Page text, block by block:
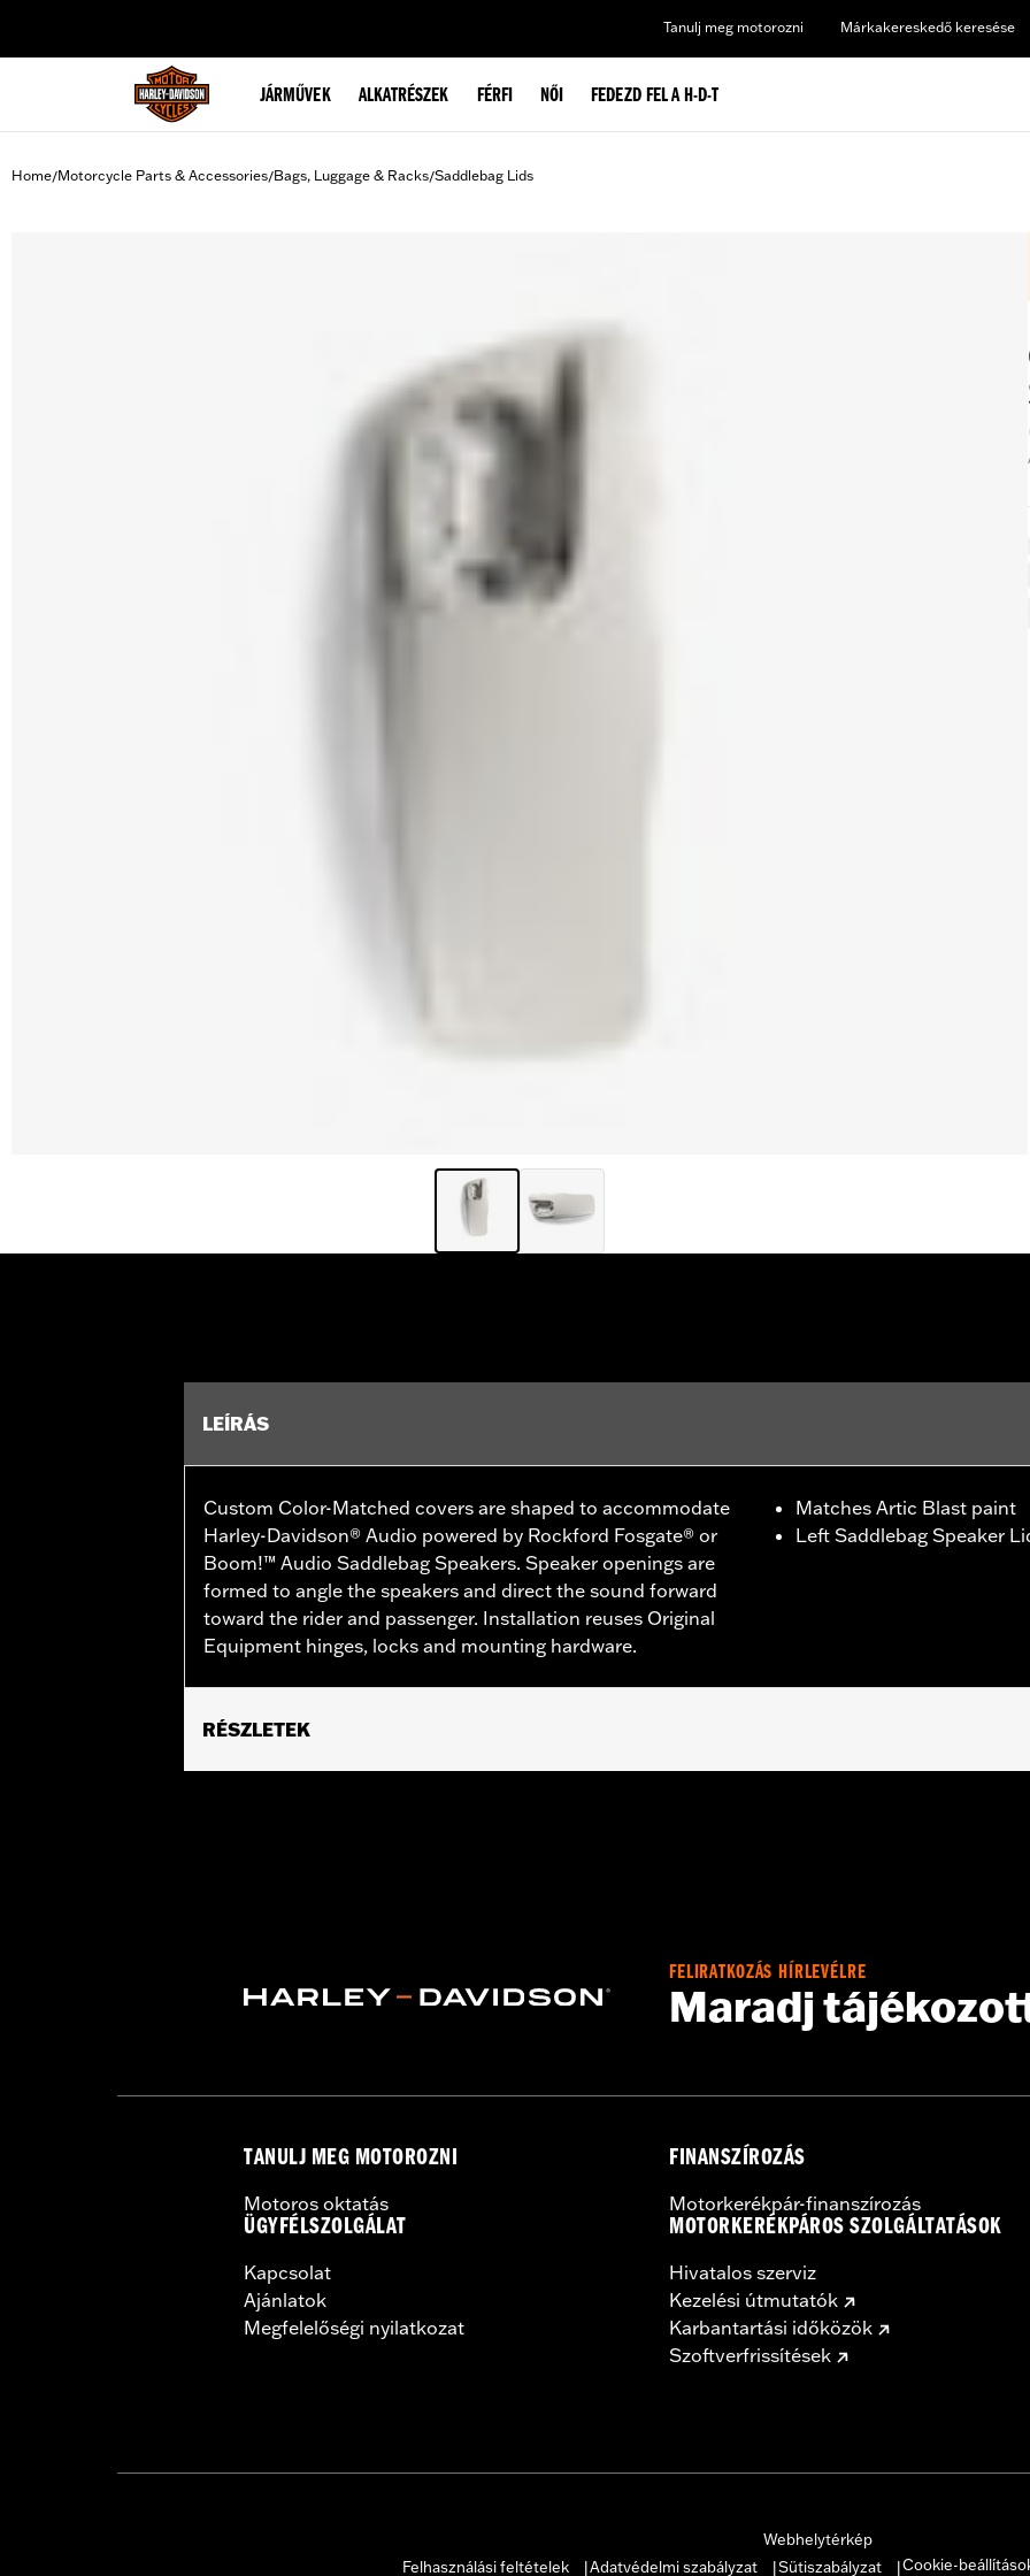
Tanulj meg motorozni Márkakereskedő keresése
JÁRMŰVEK ALKATRÉSZEK FÉRFI NŐI FEDEZD FEL A H-D-T
Home/Motorcycle Parts & Accessories/Bags, Luggage & Racks/Saddlebag Lids
LEÍRÁS
Custom Color-Matched covers are shaped to accommodate
Harley-Davidson® Audio powered by Rockford Fosgate® or
Boom!™ Audio Saddlebag Speakers. Speaker openings are
formed to angle the speakers and direct the sound forward
toward the rider and passenger. Installation reuses Original
Equipment hinges, locks and mounting hardware.
Matches Artic Blast paint
Left Saddlebag Speaker
RÉSZLETEK
FELIRATKOZÁS HÍRLEVÉLRE
Maradj
TANULJ MEG MOTOROZNI
Motoros oktatás
ÜGYFÉLSZOLGÁLAT
Kapcsolat
Ajánlatok
Megfelelőségi nyilatkozat
FINANSZÍROZÁS
Motorkerékpár-finanszírozás
MOTORKERÉKPÁROS SZOLGÁLTATÁSOK
Hivatalos szerviz
Kezelési útmutatók
Karbantartási időközök
Szoftverfrissítések
Webhelytérkép
Felhasználási feltételek
Adatvédelmi szabályzat Sütiszabályzat Cookie-